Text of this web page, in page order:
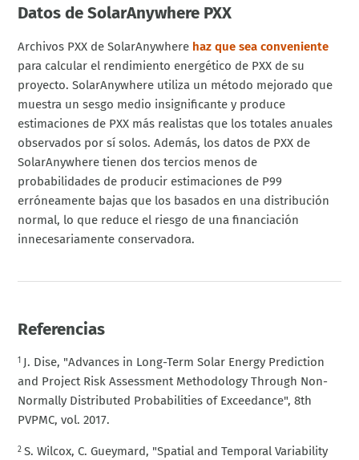
Datos de SolarAnywhere PXX
Archivos PXX de SolarAnywhere haz que sea conveniente
para calcular el rendimiento energético de PXX de su
proyecto. SolarAnywhere utiliza un método mejorado que
muestra un sesgo medio insignificante y produce
estimaciones de PXX más realistas que los totales anuales
observados por sí solos. Además, los datos de PXX de
SolarAnywhere tienen dos tercios menos de
probabilidades de producir estimaciones de P99
erróneamente bajas que los basados en una distribución
normal, lo que reduce el riesgo de una financiación
innecesariamente conservadora.
Referencias
1 J. Dise, "Advances in Long-Term Solar Energy Prediction
and Project Risk Assessment Methodology Through Non-
Normally Distributed Probabilities of Exceedance", 8th
PVPMC, vol. 2017.
2 S. Wilcox, C. Gueymard, "Spatial and Temporal Variability